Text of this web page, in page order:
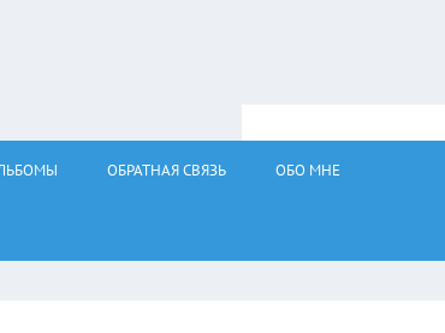
ОБРАТНАЯ СВЯЗЬ ОБО МНЕ